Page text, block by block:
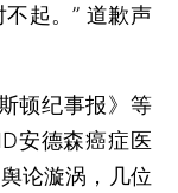
起。” 道歉声
顿纪事报》等
安德森癌症医
论漩涡，几位